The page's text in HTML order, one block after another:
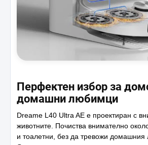
Перфектен избор за
домашни любимци
Dreame L40 Ultra AE е проектиран с
животните. Почиства внимателно
и тоалетни, без да тревожи